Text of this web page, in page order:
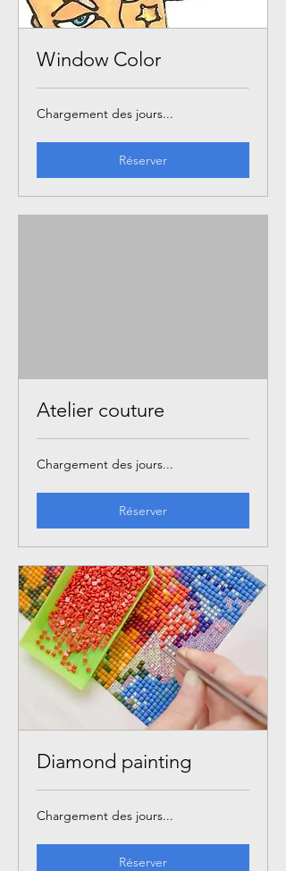
Window Color
Chargement des jours...
Réserver
Atelier couture
Chargement des jours...
Réserver
Diamond painting
Chargement des jours...
Réserver